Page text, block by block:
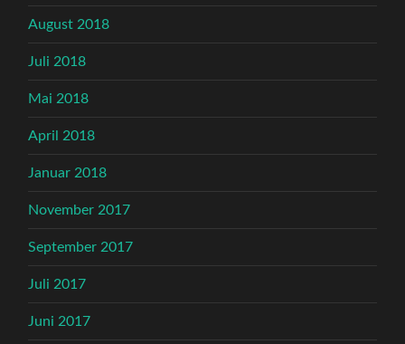
August 2018
Juli 2018
Mai 2018
April 2018
Januar 2018
November 2017
September 2017
Juli 2017
Juni 2017